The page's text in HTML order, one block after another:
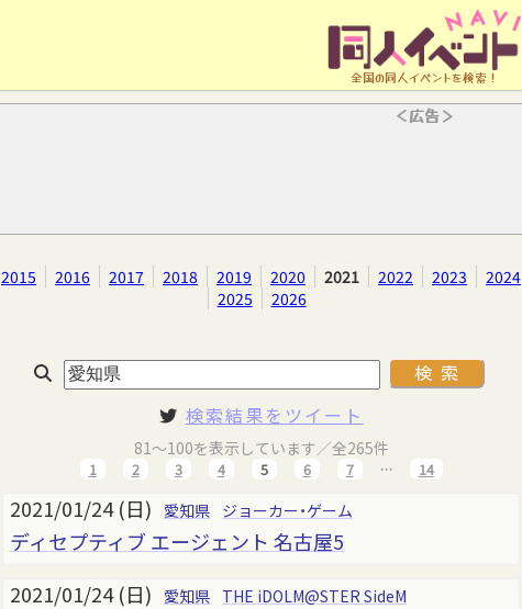
全国の同人イベントを検索！
＜広告＞
2015 2016 2017 2018 2019 2020 2021 2022 2023
2024
2025
2026
検索結果をツイート
81～100を表示しています／全265件
1 2 3 4 5 6 7 … 14
2021/01/24 (日) 愛知県 ジョーカー・ゲーム
ディセプティブ エージェント 名古屋5
2021/01/24 (日)
愛知県 THE iDOLM@STER SideM